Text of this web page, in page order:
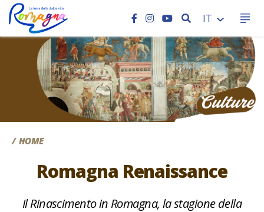
CERCA
IT
CC
HOME
Romagna Renaissance
Il Rinascimento in Romagna, la stagione della